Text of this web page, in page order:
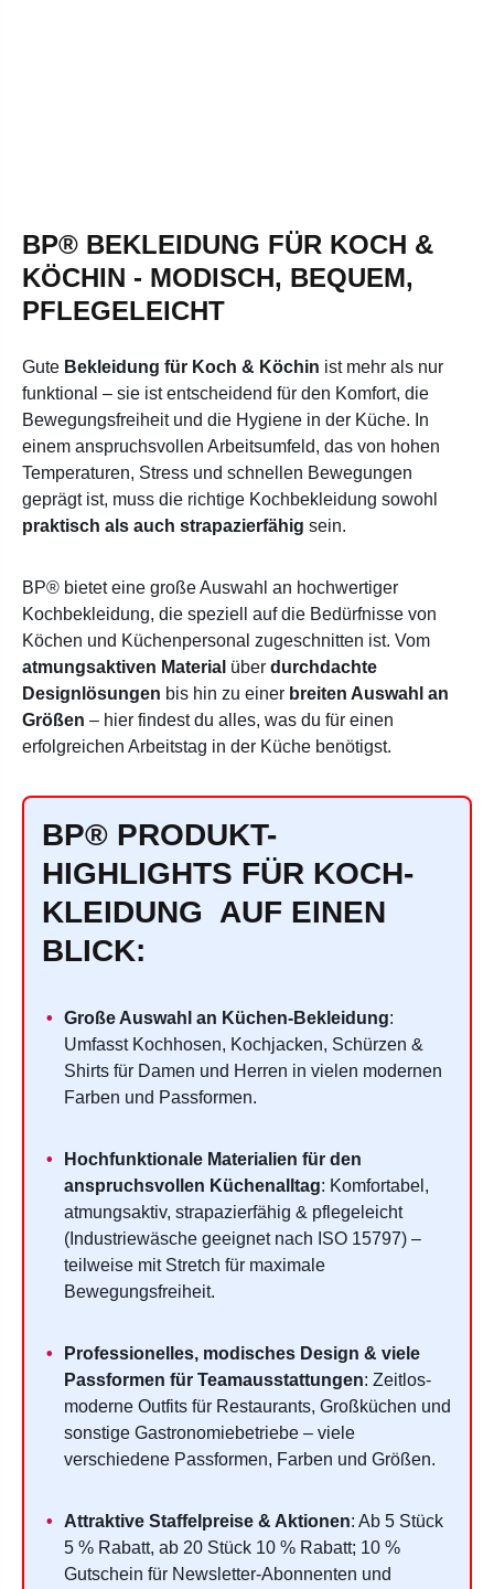
BP® BEKLEIDUNG FÜR KOCH &
KÖCHIN - MODISCH, BEQUEM,
PFLEGELEICHT
Gute Bekleidung für Koch & Köchin ist mehr als nur
funktional – sie ist entscheidend für den Komfort, die
Bewegungsfreiheit und die Hygiene in der Küche. In
einem anspruchsvollen Arbeitsumfeld, das von hohen
Temperaturen, Stress und schnellen Bewegungen
geprägt ist, muss die richtige Kochbekleidung sowohl
praktisch als auch strapazierfähig sein.
BP® bietet eine große Auswahl an hochwertiger
Kochbekleidung, die speziell auf die Bedürfnisse von
Köchen und Küchenpersonal zugeschnitten ist. Vom
atmungsaktiven Material über durchdachte
Designlösungen bis hin zu einer breiten Auswahl an
Größen – hier findest du alles, was du für einen
erfolgreichen Arbeitstag in der Küche benötigst.
BP® PRODUKT-
HIGHLIGHTS FÜR KOCH-
KLEIDUNG AUF EINEN
BLICK:
Große Auswahl an Küchen-Bekleidung:
Umfasst Kochhosen, Kochjacken, Schürzen &
Shirts für Damen und Herren in vielen modernen
Farben und Passformen.
Hochfunktionale Materialien für den
anspruchsvollen Küchenalltag: Komfortabel,
atmungsaktiv, strapazierfähig & pflegeleicht
(Industriewäsche geeignet nach ISO 15797) –
teilweise mit Stretch für maximale
Bewegungsfreiheit.
Professionelles, modisches Design & viele
Passformen für Teamausstattungen: Zeitlos-
moderne Outfits für Restaurants, Großküchen und
sonstige Gastronomiebetriebe – viele
verschiedene Passformen, Farben und Größen.
Attraktive Staffelpreise & Aktionen: Ab 5 Stück
5 % Rabatt, ab 20 Stück 10 % Rabatt; 10 %
Gutschein für Newsletter-Abonnenten und